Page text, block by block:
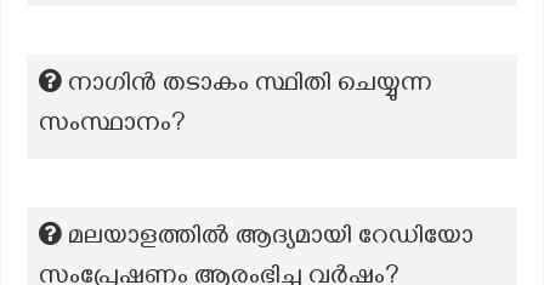
നാഗിൻ തടാകം സ്ഥിതി ചെയ്യുന്ന
സംസ്ഥാനം?
മലയാളത്തിൽ ആദ്യമായി റേഡിയോ